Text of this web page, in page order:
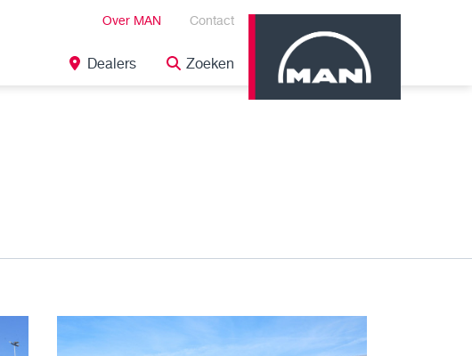
Over MAN Contact
Dealers Zoeken